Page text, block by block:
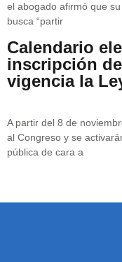
el abogado afirmó que
busca “partir
Calendario
inscripción
vigencia la
A partir del 8 de
al Congreso y se
pública de cara a